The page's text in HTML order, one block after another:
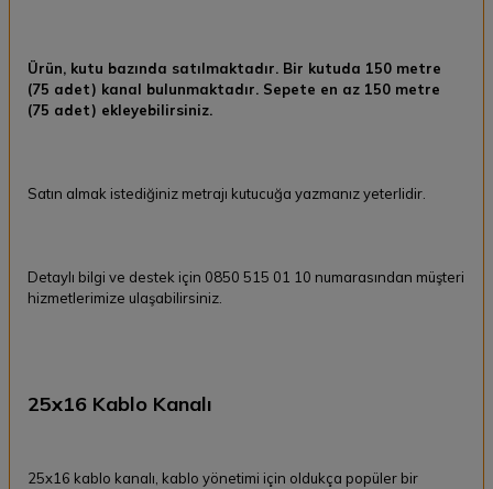
Ürün, kutu bazında satılmaktadır. Bir kutuda 150 metre
(75 adet) kanal bulunmaktadır. Sepete en az 150 metre
(75 adet) ekleyebilirsiniz.
Satın almak istediğiniz metrajı kutucuğa yazmanız yeterlidir.
Detaylı bilgi ve destek için 0850 515 01 10 numarasından müşteri
hizmetlerimize ulaşabilirsiniz.
25x16 Kablo Kanalı
25x16 kablo kanalı, kablo yönetimi için oldukça popüler bir